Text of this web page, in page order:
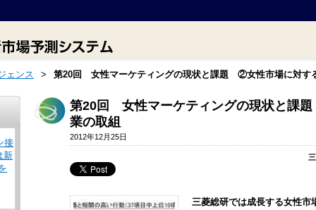
ェンス > 第20回 女性マーケティングの現状と課題 ②女性市場に対す
第20回 女性マーケティングの現状と課
業の取組
2012年12月25日
三菱総研では成長する女性市
接
新